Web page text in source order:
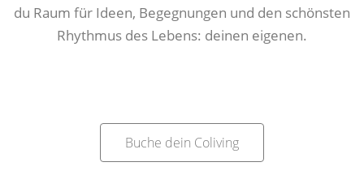
du Raum für Ideen, Begegnungen und den schönsten
Rhythmus des Lebens: deinen eigenen.
Buche dein Coliving